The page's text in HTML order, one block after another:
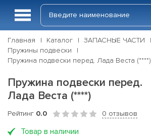
Главная Каталог ЗАПАСНЫЕ ЧАСТИ
Пружины подвески
Пружина подвески перед. Лада Веста (****)
Пружина подвески перед.
Лада Веста (****)
Рейтинг 0.0 0 отзывов
Товар в наличии